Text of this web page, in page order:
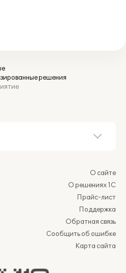
решения
О сайте
О решениях 1С
Прайс-лист
Поддержка
Обратная связь
Сообщить об ошибке
Карта сайта